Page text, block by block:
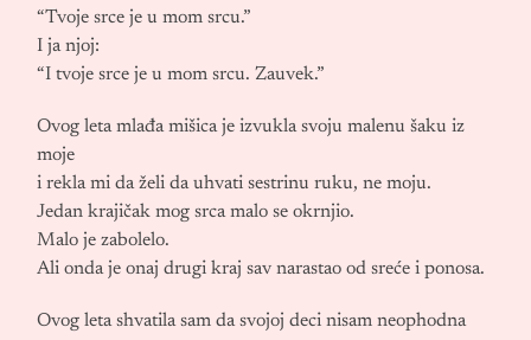
“Tvoje srce je u mom srcu.”
I ja njoj:
“I tvoje srce je u mom srcu. Zauvek.”
Ovog leta mlađa mišica je izvukla svoju malenu šaku iz
moje
i rekla mi da želi da uhvati sestrinu ruku, ne moju.
Jedan krajičak mog srca malo se okrnjio.
Malo je zabolelo.
Ali onda je onaj drugi kraj sav narastao od sreće i ponosa.
Ovog leta shvatila sam da svojoj deci nisam neophodna